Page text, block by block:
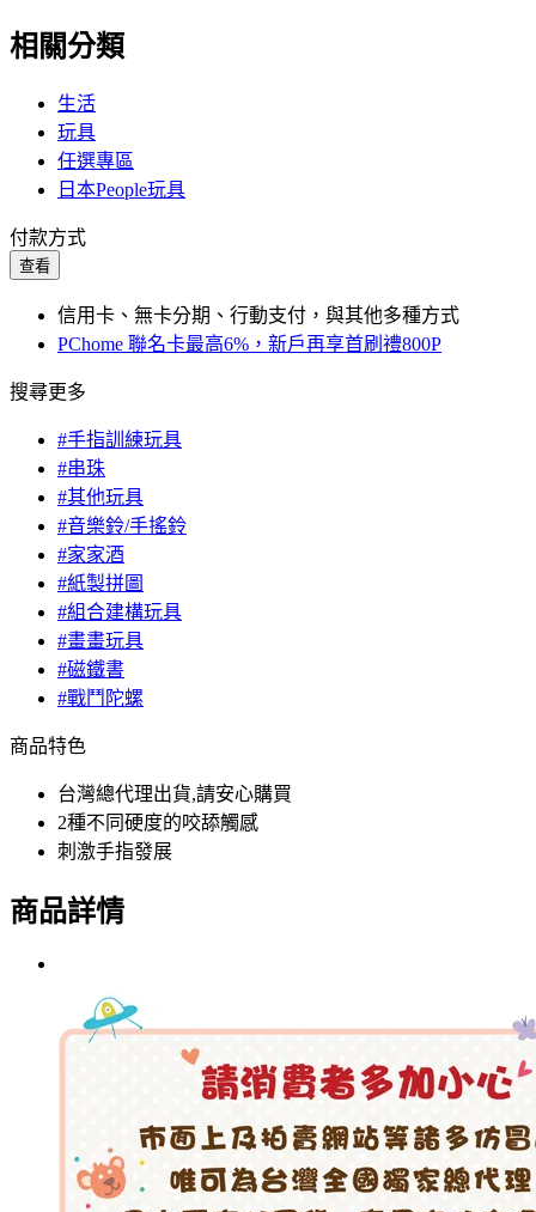
相關分類
生活
玩具
任選專區
日本People玩具
付款方式
查看
信用卡、無卡分期、行動支付，與其他多種方式
PChome 聯名卡最高6%，新戶再享首刷禮800P
搜尋更多
#手指訓練玩具
#串珠
#其他玩具
#音樂鈴/手搖鈴
#家家酒
#紙製拼圖
#組合建構玩具
#畫畫玩具
#磁鐵書
#戰鬥陀螺
商品特色
台灣總代理出貨,請安心購買
2種不同硬度的咬舔觸感
刺激手指發展
商品詳情